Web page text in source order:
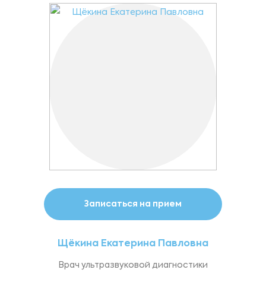
Записаться на прием
Щёкина Екатерина Павловна
Врач ультразвуковой диагностики